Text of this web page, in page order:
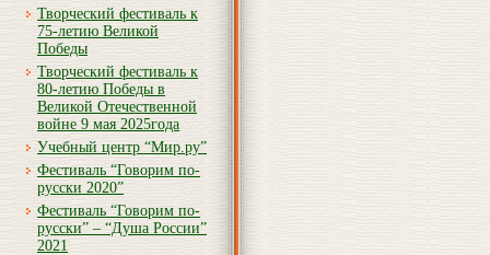
Творческий фестиваль к
75-летию Великой
Победы
Творческий фестиваль к
80-летию Победы в
Великой Отечественной
войне 9 мая 2025года
Учебный центр “Мир.ру”
Фестиваль “Говорим по-
русски 2020”
Фестиваль “Говорим по-
русски” – “Душа России”
2021